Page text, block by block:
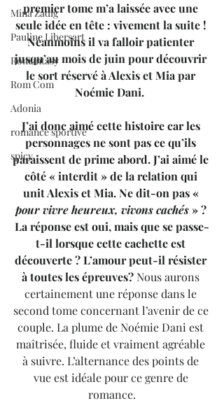
Mina Zadig
Pauline Libersart
Romantasy
Rom Com
Adonia
romance sportive
spicy
premier tome m’a laissée avec une
seule idée en tête : vivement la suite !
Néanmoins il va falloir patienter
jusqu’au mois de juin pour découvrir
le sort réservé à Alexis et Mia par
Noémie Dani.
J’ai donc aimé cette histoire car les
personnages ne sont pas ce qu’ils
paraissent de prime abord. J’ai aimé le
côté « interdit » de la relation qui
unit Alexis et Mia. Ne dit-on pas «
pour vivre heureux, vivons cachés » ?
La réponse est oui, mais que se passe-
t-il lorsque cette cachette est
découverte ? L’amour peut-il résister
à toutes les épreuves? Nous aurons
certainement une réponse dans le
second tome concernant l’avenir de ce
couple. La plume de Noémie Dani est
maîtrisée, fluide et vraiment agréable
à suivre. L’alternance des points de
vue est idéale pour ce genre de
romance.